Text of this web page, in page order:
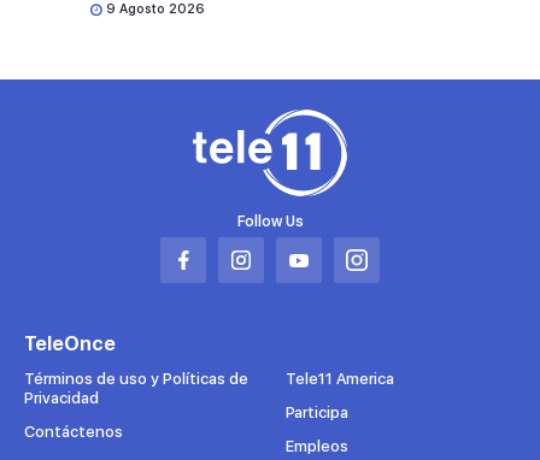
9 Agosto 2026
Follow Us
Abrir
pestaña
Abrir
pestaña
Abrir
pestaña
Abrir
pestaña
TeleOnce
Términos de uso y Políticas de
Privacidad
Contáctenos
Tele11 America
Participa
Empleos